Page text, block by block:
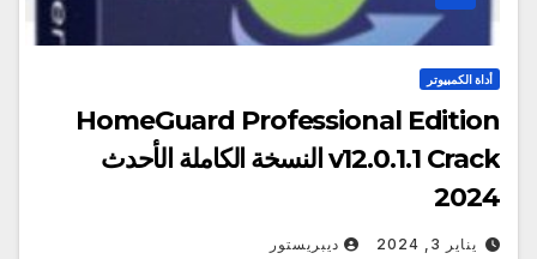
أداة الكمبيوتر
HomeGuard Professional Edition
v12.0.1.1 Crack النسخة الكاملة الأحدث
2024
يناير 3, 2024 ديبريستور